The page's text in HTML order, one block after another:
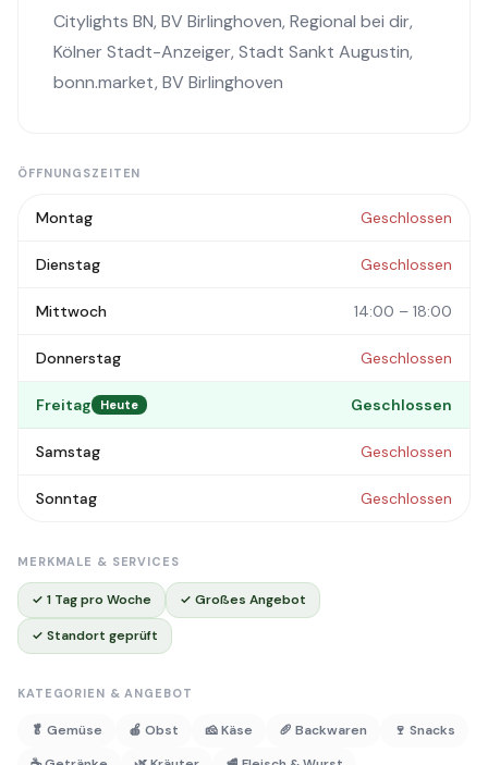
Citylights BN, BV Birlinghoven, Regional bei dir,
Kölner Stadt-Anzeiger, Stadt Sankt Augustin,
bonn.market, BV Birlinghoven
ÖFFNUNGSZEITEN
Montag Geschlossen
Dienstag Geschlossen
Mittwoch 14:00 – 18:00
Donnerstag Geschlossen
Freitag Heute Geschlossen
Samstag Geschlossen
Sonntag Geschlossen
MERKMALE & SERVICES
✓ 1 Tag pro Woche ✓ Großes Angebot
✓ Standort geprüft
KATEGORIEN & ANGEBOT
🥬 Gemüse 🍎 Obst 🧀 Käse 🥖 Backwaren
🍷 Snacks